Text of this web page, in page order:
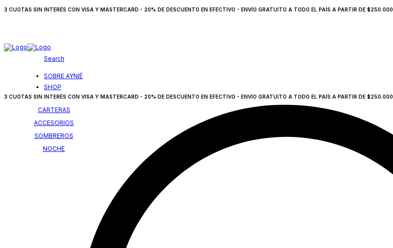
3 CUOTAS SIN INTERÉS CON VISA Y MASTERCARD - 20% DE DESCUENTO EN EFECTIVO - ENVÍO GRATUITO A TODO EL PAÍS A PARTIR DE $250.000
Search
SOBRE AYNIÉ
SHOP
CARTERAS
ACCESORIOS
SOMBREROS
NOCHE
3 CUOTAS SIN INTERÉS CON VISA Y MASTERCARD - 20% DE DESCUENTO EN EFECTIVO - ENVÍO GRATUITO A TODO EL PAÍS A PARTIR DE $250.000